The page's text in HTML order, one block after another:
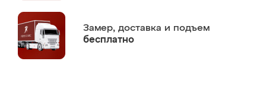
Замер, доставка и подъем
бесплатно